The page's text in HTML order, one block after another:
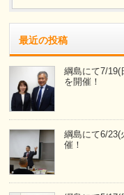
最近の投稿
綱島にて7/19(
を開催！
綱島にて6/23(
催！